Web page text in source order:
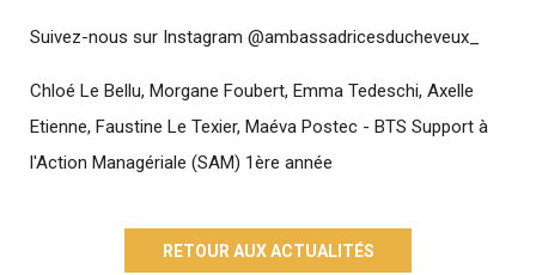
Suivez-nous sur Instagram @ambassadricesducheveux_
Chloé Le Bellu, Morgane Foubert, Emma Tedeschi, Axelle
Etienne, Faustine Le Texier, Maéva Postec - BTS Support à
l'Action Managériale (SAM) 1ère année
RETOUR AUX ACTUALITÉS